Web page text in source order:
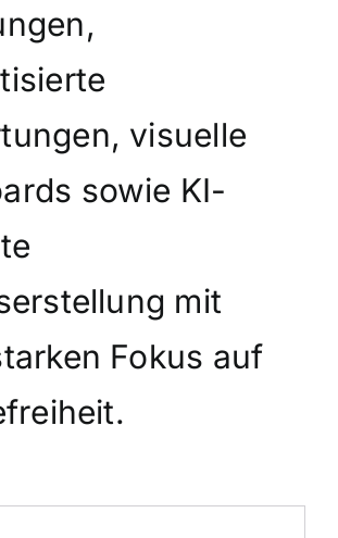
visuelle
sowie KI-
mit
Fokus auf